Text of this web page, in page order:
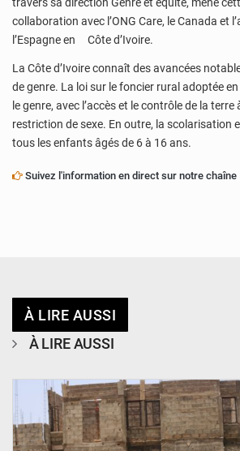
collaboration avec l’ONG Care, le Canada et
l’Espagne en Côte d’Ivoire.
La Côte d’Ivoire connaît des avancées
de genre. La loi sur le foncier rural adoptée
le genre, avec l’accès et le contrôle de la
restriction de sexe. En outre, la scolarisation
tous les enfants âgés de 6 à 16 ans.
Suivez l'information en direct sur notre chaîne
À LIRE AUSSI
À LIRE AUSSI